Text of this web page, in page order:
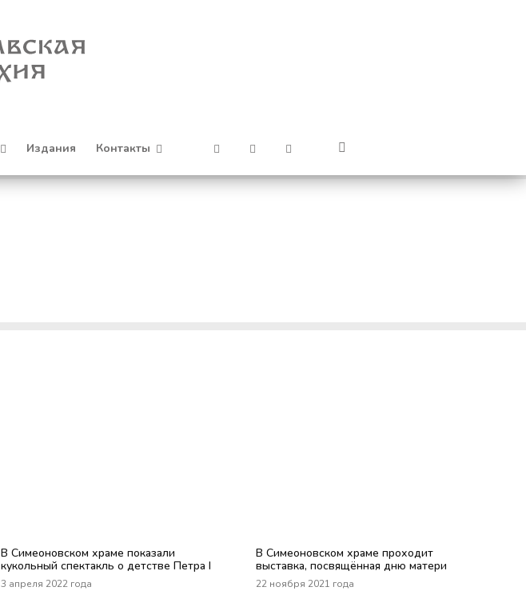
Издания Контакты
В Симеоновском храме показали
кукольный спектакль о детстве Петра I
3 апреля 2022 года
В Симеоновском храме проходит
выставка, посвящённая дню матери
22 ноября 2021 года